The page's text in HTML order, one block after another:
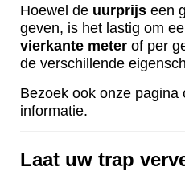
Hoewel de uurprijs een
geven, is het lastig om
vierkante meter of per
de verschillende
Bezoek ook onze pagina
informatie.
Laat uw trap